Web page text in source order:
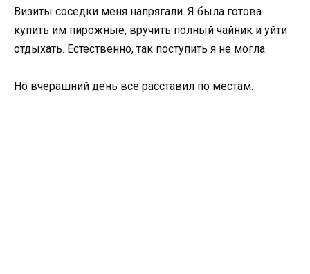
Визиты соседки меня напрягали. Я была готова
купить им пирожные, вручить полный чайник и уйти
отдыхать. Естественно, так поступить я не могла.
Но вчерашний день все расставил по местам.